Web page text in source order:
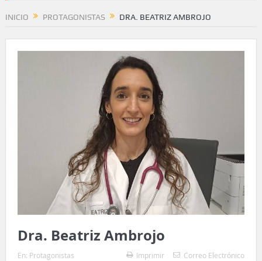
INICIO PROTAGONISTAS DRA. BEATRIZ AMBROJO
Dra. Beatriz Ambrojo
En: Protagonistas Imprimir Correo Electrónico